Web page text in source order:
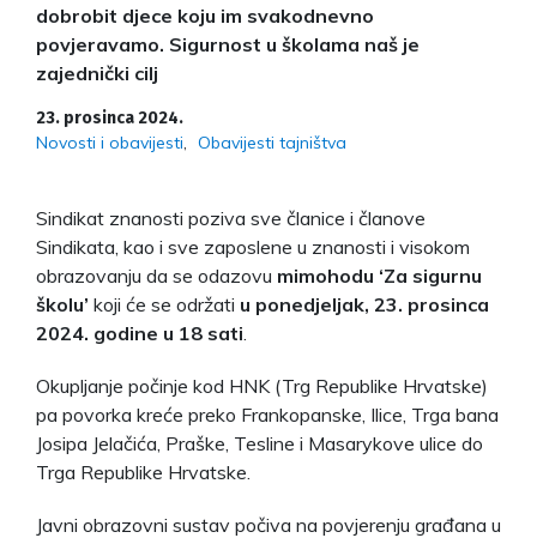
dobrobit djece koju im svakodnevno
povjeravamo. Sigurnost u školama naš je
zajednički cilj
23. prosinca 2024.
Novosti i obavijesti Obavijesti tajništva
Sindikat znanosti poziva sve članice i članove
Sindikata, kao i sve zaposlene u znanosti i visokom
obrazovanju da se odazovu mimohodu ‘Za sigurnu
školu’ koji će se održati u ponedjeljak, 23. prosinca
2024. godine u 18 sati
Okupljanje počinje kod HNK (Trg Republike Hrvatske)
pa povorka kreće preko Frankopanske, Ilice, Trga bana
Josipa Jelačića, Praške, Tesline i Masarykove ulice do
Trga Republike Hrvatske.
Javni obrazovni sustav počiva na povjerenju građana u